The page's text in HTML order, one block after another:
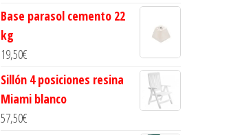
Base parasol cemento 22
kg
19,50€
Sillón 4 posiciones resina
Miami blanco
57,50€